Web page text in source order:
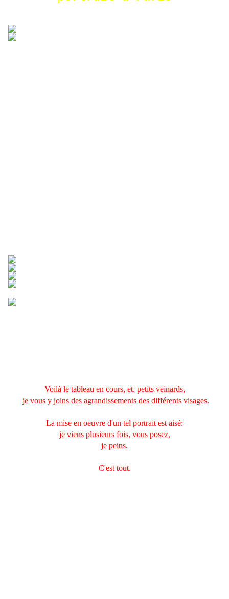
Voilà le tableau en cours, et, petits veinards,
je vous y joins des agrandissements des différents visages.
La mise en oeuvre d'un tel portrait est aisé:
je viens plusieurs fois, vous posez,
je peins.
C'est tout.